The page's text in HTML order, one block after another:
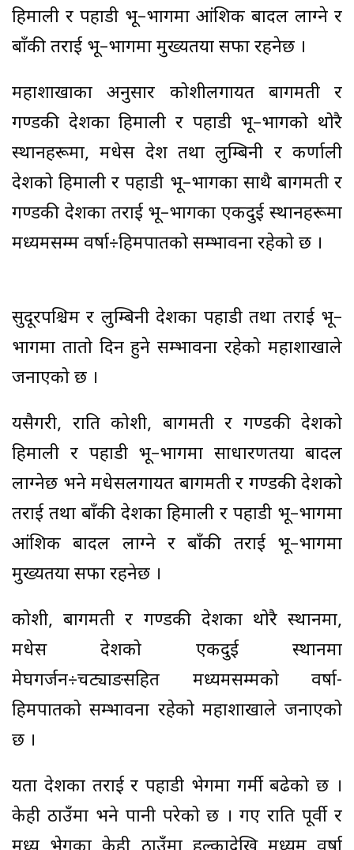
हिमाली र पहाडी भू–भागमा आंशिक बादल लाग्ने र
बाँकी तराई भू–भागमा मुख्यतया सफा रहनेछ ।
महाशाखाका अनुसार कोशीलगायत बागमती र
गण्डकी प्रदेशका हिमाली र पहाडी भू–भागको थोरै
स्थानहरूमा, मधेस प्रदेश तथा लुम्बिनी र कर्णाली
प्रदेशको हिमाली र पहाडी भू–भागका साथै बागमती र
गण्डकी प्रदेशका तराई भू–भागका एकदुई स्थानहरूमा
मध्यमसम्म वर्षा÷हिमपातको सम्भावना रहेको छ ।
सुदूरपश्चिम र लुम्बिनी प्रदेशका पहाडी तथा तराई भू–
भागमा तातो दिन हुने सम्भावना रहेको महाशाखाले
जनाएको छ ।
यसैगरी, राति कोशी, बागमती र गण्डकी प्रदेशको
हिमाली र पहाडी भू–भागमा साधारणतया बादल
लाग्नेछ भने मधेसलगायत बागमती र गण्डकी प्रदेशको
तराई तथा बाँकी प्रदेशका हिमाली र पहाडी भू–भागमा
आंशिक बादल लाग्ने र बाँकी तराई भू–भागमा
मुख्यतया सफा रहनेछ ।
कोशी, बागमती र गण्डकी प्रदेशका थोरै स्थानमा,
मधेस प्रदेशको एकदुई स्थानमा
मेघगर्जन÷चट्याङसहित मध्यमसम्मको वर्षा-
हिमपातको सम्भावना रहेको महाशाखाले जनाएको
छ ।
यता देशका तराई र पहाडी भेगमा गर्मी बढेको छ ।
केही ठाउँमा भने पानी परेको छ । गए राति पूर्वी र